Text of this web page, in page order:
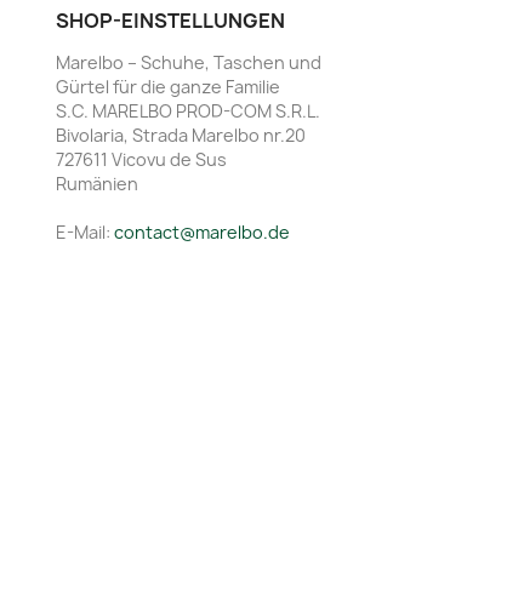
SHOP-EINSTELLUNGEN
Marelbo – Schuhe, Taschen und
Gürtel für die ganze Familie
S.C. MARELBO PROD-COM S.R.L.
Bivolaria, Strada Marelbo nr.20
727611 Vicovu de Sus
Rumänien
E-Mail: contact@marelbo.de